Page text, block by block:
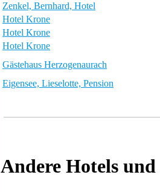
Zenkel, Bernhard, Hotel
Hotel Krone
Hotel Krone
Hotel Krone
Gästehaus Herzogenaurach
Eigensee, Lieselotte, Pension
Andere Hotels und